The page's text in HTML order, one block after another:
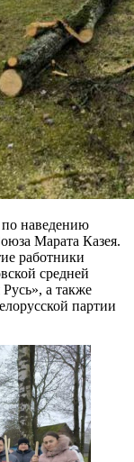
по наведению
Марата Казея.
работники
средней
а также
партии